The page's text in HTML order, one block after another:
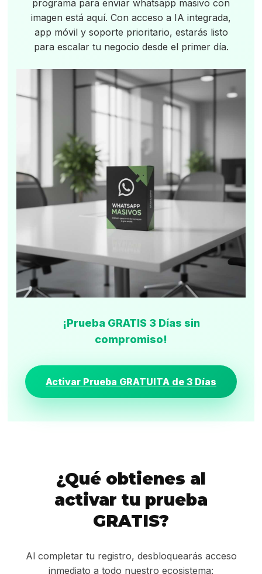
programa para enviar whatsapp masivo con
imagen está aquí. Con acceso a IA integrada,
app móvil y soporte prioritario, estarás listo
para escalar tu negocio desde el primer día.
¡Prueba GRATIS 3 Días sin
compromiso!
Activar Prueba GRATUITA de 3 Días
¿Qué obtienes al
activar tu prueba
GRATIS?
Al completar tu registro, desbloquearás acceso
inmediato a todo nuestro ecosistema: